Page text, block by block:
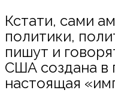
Кстати, сами
политики,
пишут и
США создана в
настоящая